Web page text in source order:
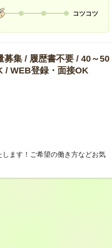
コツコツ
募集 / 履歴書不要 / 40～50
/ WEB登録・面接OK
ます！ご希望の働き方などお気